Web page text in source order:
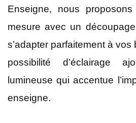
Enseigne, nous
mesure avec un
s’adapter parfaitement à
possibilité d’éclairage
lumineuse qui accentue
enseigne.